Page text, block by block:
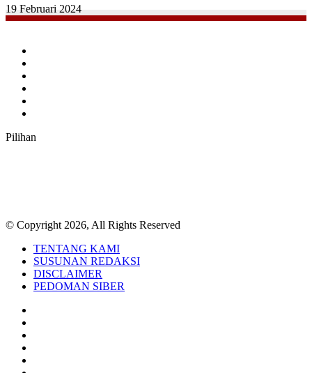
19 Februari 2024
Pilihan
© Copyright 2026, All Rights Reserved
TENTANG KAMI
SUSUNAN REDAKSI
DISCLAIMER
PEDOMAN SIBER